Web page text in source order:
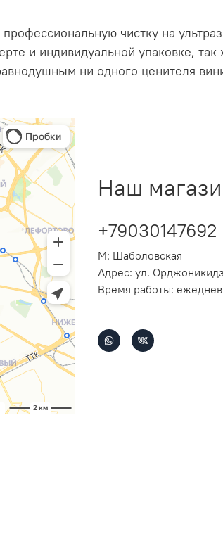
чистку на
и индивидуальной упаковке,
ни одного ценителя
Наш
+79030147692
М: Шаболовская
Адрес: ул.
Время работы: